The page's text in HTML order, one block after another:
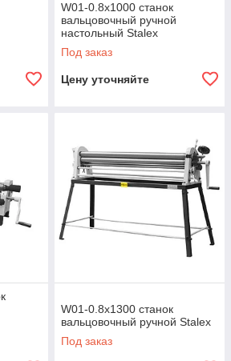
W01-0.8х1000 станок
вальцовочный ручной
настольный Stalex
Под заказ
Цену уточняйте
W01-0.8х1300 станок
вальцовочный ручной Stalex
Под заказ